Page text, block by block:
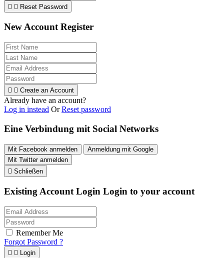
  Reset Password
New Account Register
  Create an Account
Already have an account?
Log in instead OrReset password
Eine Verbindung mit Social Networks
Mit Facebook anmelden
Anmeldung mit Google
Mit Twitter anmelden
 Schließen
Existing Account Login Login to your account
Remember Me
Forgot Password ?
  Login